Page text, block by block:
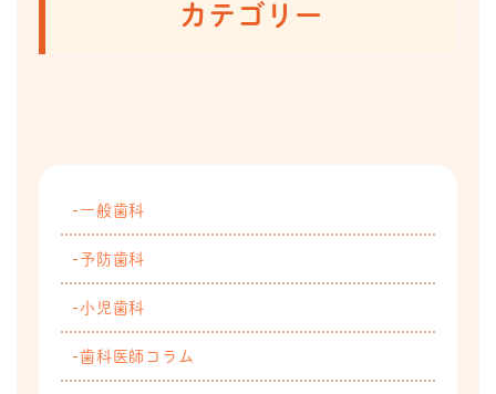
カテゴリー
一般歯科
予防歯科
小児歯科
歯科医師コラム